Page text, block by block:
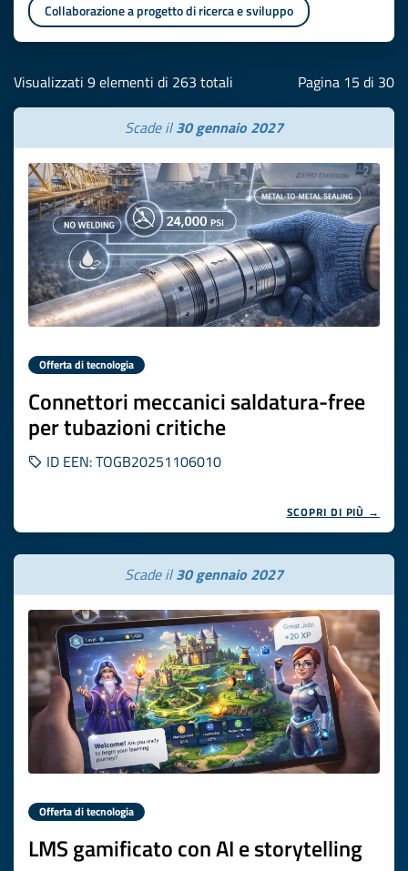
Collaborazione a progetto di ricerca e sviluppo
Visualizzati 9 elementi di 263 totali Pagina 15 di 30
Scade il30 gennaio 2027
Offerta di tecnologia
Connettori meccanici saldatura-free
per tubazioni critiche
ID EEN: TOGB20251106010
SCOPRI DI PIÙ →
Scade il30 gennaio 2027
Offerta di tecnologia
LMS gamificato con AI e storytelling